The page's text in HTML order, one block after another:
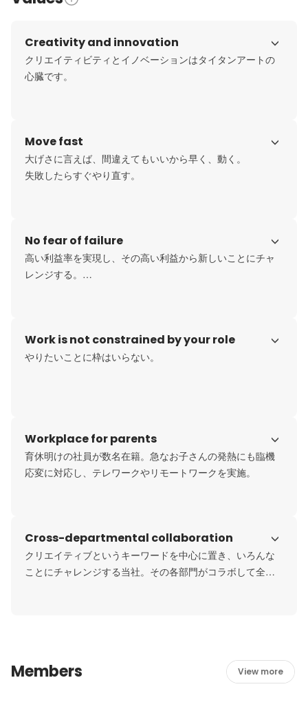
Creativity and innovation
クリエイティビティとイノベーションはタイタンアートの
心臓です。
Move fast
大げさに言えば、間違えてもいいから早く、動く。
失敗したらすぐやり直す。
No fear of failure
高い利益率を実現し、その高い利益から新しいことにチャ
レンジする。
Work is not constrained by your role
やりたいことに枠はいらない。
Workplace for parents
育休明けの社員が数名在籍。急なお子さんの発熱にも臨機
応変に対応し、テレワークやリモートワークを実施。
Cross-departmental collaboration
クリエイティブというキーワードを中心に置き、いろんな
ことにチャレンジする当社。その各部門がコラボして全く
Members View more